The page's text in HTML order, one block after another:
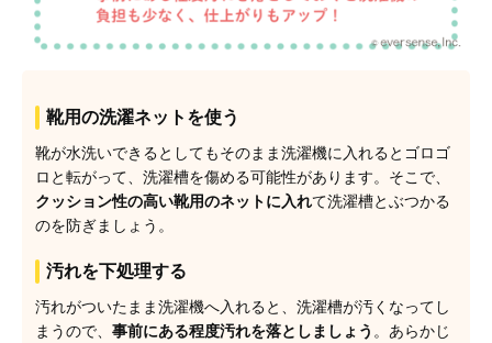
靴用の洗濯ネットを使う
靴が水洗いできるとしてもそのまま洗濯機に入れるとゴロゴ
ロと転がって、洗濯槽を傷める可能性があります。そこで、
クッション性の高い靴用のネットに入れて洗濯槽とぶつかる
のを防ぎましょう。
汚れを下処理する
汚れがついたまま洗濯機へ入れると、洗濯槽が汚くなってし
まうので、 事前にある程度汚れを落としましょう 。あらかじ